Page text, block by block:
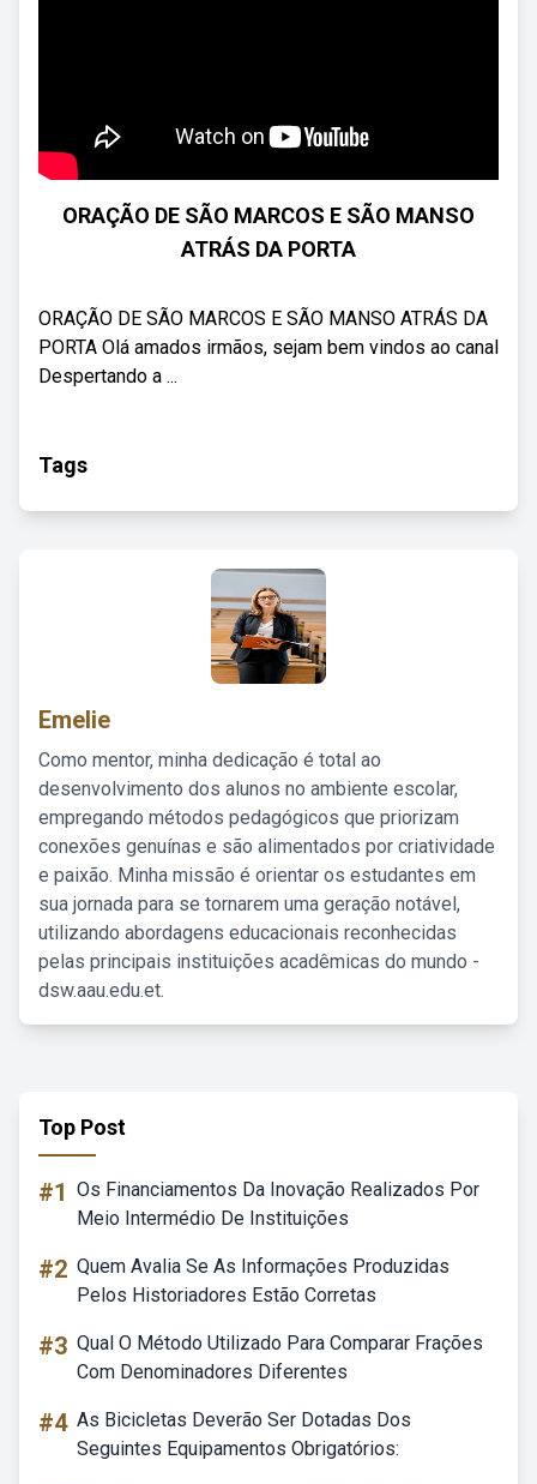
ORAÇÃO DE SÃO MARCOS E SÃO MANSO
ATRÁS DA PORTA
ORAÇÃO DE SÃO MARCOS E SÃO MANSO ATRÁS DA
PORTA Olá amados irmãos, sejam bem vindos ao canal
Despertando a ...
Tags
Emelie
Como mentor, minha dedicação é total ao
desenvolvimento dos alunos no ambiente escolar,
empregando métodos pedagógicos que priorizam
conexões genuínas e são alimentados por criatividade
e paixão. Minha missão é orientar os estudantes em
sua jornada para se tornarem uma geração notável,
utilizando abordagens educacionais reconhecidas
pelas principais instituições acadêmicas do mundo -
dsw.aau.edu.et.
Top Post
#1 Os Financiamentos Da Inovação Realizados Por
Meio Intermédio De Instituições
#2 Quem Avalia Se As Informações Produzidas
Pelos Historiadores Estão Corretas
#3 Qual O Método Utilizado Para Comparar Frações
Com Denominadores Diferentes
#4 As Bicicletas Deverão Ser Dotadas Dos
Seguintes Equipamentos Obrigatórios: